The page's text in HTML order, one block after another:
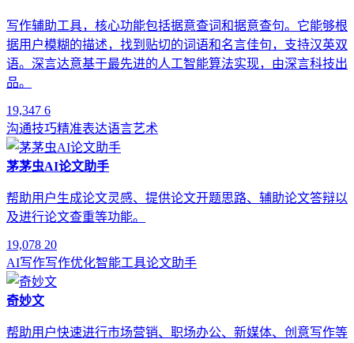
写作辅助工具，核心功能包括据意查词和据意查句。它能够根
据用户模糊的描述，找到贴切的词语和名言佳句，支持汉英双
语。深言达意基于最先进的人工智能算法实现，由深言科技出
品。
19,347 6
沟通技巧精准表达语言艺术
茅茅虫AI论文助手
帮助用户生成论文灵感、提供论文开题思路、辅助论文答辩以
及进行论文查重等功能。
19,078 20
AI写作写作优化智能工具论文助手
奇妙文
帮助用户快速进行市场营销、职场办公、新媒体、创意写作等